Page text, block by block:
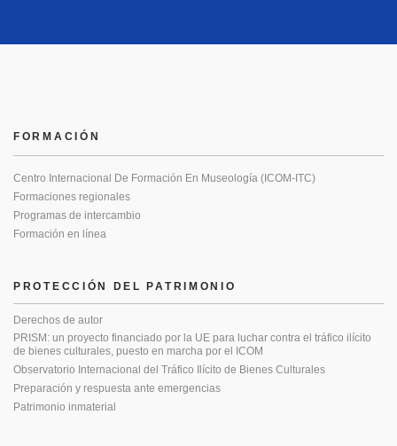
PROTECCIÓN DEL PATRIMONIO
Derechos de autor
PRISM: un proyecto financiado por la UE para luchar contra el tráfico ilícito
de bienes culturales, puesto en marcha por el ICOM
Observatorio Internacional del Tráfico Ilícito de Bienes Culturales
Preparación y respuesta ante emergencias
Patrimonio inmaterial
FORMACIÓN
Centro Internacional De Formación En Museología (ICOM-ITC)
Formaciones regionales
Programas de intercambio
Formación en línea